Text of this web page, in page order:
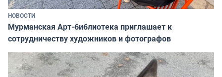
НОВОСТИ
Мурманская Арт-библиотека приглашает к
сотрудничеству художников и фотографов